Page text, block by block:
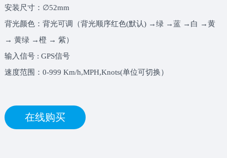
安装尺寸：∅52mm
背光颜色：背光可调（背光顺序红色(默认) →绿 →蓝 →白 →黄
→ 黄绿 →橙 → 紫）
输入信号 : GPS信号
速度范围：0-999 Km/h,MPH,Knots(单位可切换）
在线购买